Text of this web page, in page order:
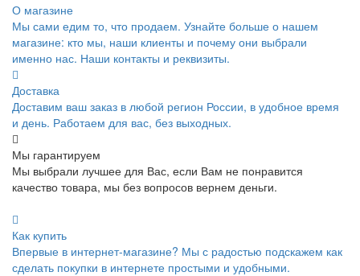
О магазине
Мы сами едим то, что продаем. Узнайте больше о нашем
магазине: кто мы, наши клиенты и почему они выбрали
именно нас. Наши контакты и реквизиты.
Доставка
Доставим ваш заказ в любой регион России, в удобное время
и день. Работаем для вас, без выходных.
Мы гарантируем
Мы выбрали лучшее для Вас, если Вам не понравится
качество товара, мы без вопросов вернем деньги.
Как купить
Впервые в интернет-магазине? Мы с радостью подскажем как
сделать покупки в интернете простыми и удобными.